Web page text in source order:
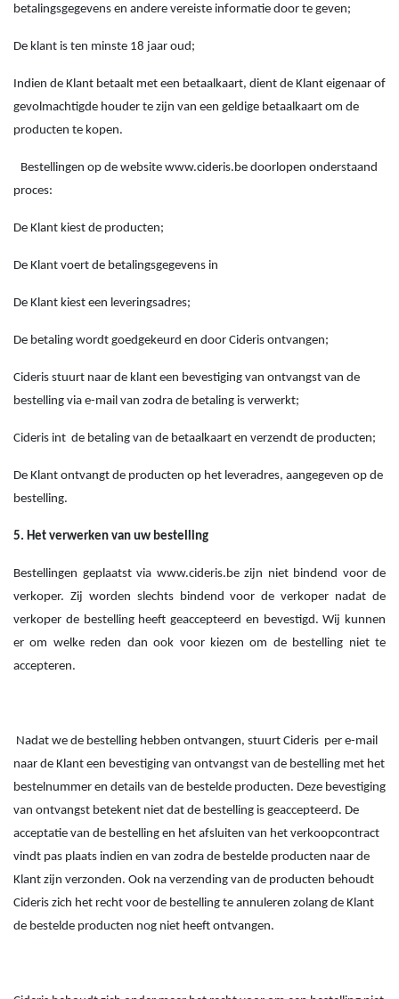
betalingsgegevens en andere vereiste informatie door te geven;
De klant is ten minste 18 jaar oud;
Indien de Klant betaalt met een betaalkaart, dient de Klant eigenaar of
gevolmachtigde houder te zijn van een geldige betaalkaart om de
producten te kopen.
Bestellingen op de website www.cideris.be doorlopen onderstaand
proces:
De Klant kiest de producten;
De Klant voert de betalingsgegevens in
De Klant kiest een leveringsadres;
De betaling wordt goedgekeurd en door Cideris ontvangen;
Cideris stuurt naar de klant een bevestiging van ontvangst van de
bestelling via e-mail van zodra de betaling is verwerkt;
Cideris int de betaling van de betaalkaart en verzendt de producten;
De Klant ontvangt de producten op het leveradres, aangegeven op de
bestelling.
5. Het verwerken van uw bestelling
Bestellingen geplaatst via www.cideris.be zijn niet bindend voor de
verkoper. Zij worden slechts bindend voor de verkoper nadat de
verkoper de bestelling heeft geaccepteerd en bevestigd. Wij kunnen
er om welke reden dan ook voor kiezen om de bestelling niet te
accepteren.
Nadat we de bestelling hebben ontvangen, stuurt Cideris per e-mail
naar de Klant een bevestiging van ontvangst van de bestelling met het
bestelnummer en details van de bestelde producten. Deze bevestiging
van ontvangst betekent niet dat de bestelling is geaccepteerd. De
acceptatie van de bestelling en het afsluiten van het verkoopcontract
vindt pas plaats indien en van zodra de bestelde producten naar de
Klant zijn verzonden. Ook na verzending van de producten behoudt
Cideris zich het recht voor de bestelling te annuleren zolang de Klant
de bestelde producten nog niet heeft ontvangen.